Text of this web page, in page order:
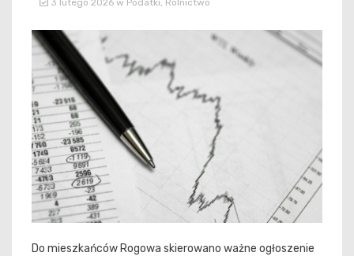
Do mieszkańców Rogowa skierowano ważne ogłoszenie